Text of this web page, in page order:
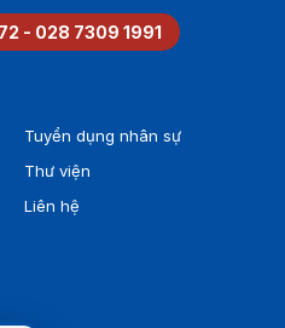
- 028 7309 1991
Tuyển dụng nhân sự
Thư viện
Liên hệ